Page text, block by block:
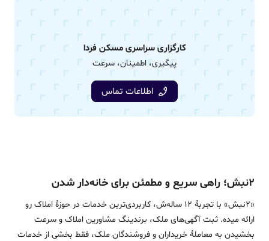
کارگزاری سراسری مسکن فردا
پیگیری، اطمینان، سرعت
اطلاعات تماس
۲نبش؛ راهی سریع و مطمئن برای خانه‌دار شدن
«2نبش» با تجربۀ 12 ساله‌ش، کاربردی‌ترین خدمات در حوزۀ املاک رو
ارائه میده. ثبت آگهی‌های ملک، برندینگ مشاورین املاک و سرعت
بخشیدن به معاملۀ خریداران و فروشندگان ملک، فقط بخشی از خدمات